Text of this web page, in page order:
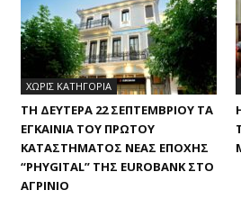
ΧΩΡΊΣ ΚΑΤΗΓΟΡΊΑ
ΤΗ ΔΕΥΤΈΡΑ 22 ΣΕΠΤΕΜΒΡΊΟΥ ΤΑ
ΕΓΚΑΊΝΙΑ ΤΟΥ ΠΡΏΤΟΥ
ΚΑΤΑΣΤΉΜΑΤΟΣ ΝΈΑΣ ΕΠΟΧΉΣ
“PHYGITAL” ΤΗΣ EUROBANK ΣΤΟ
ΑΓΡΊΝΙΟ